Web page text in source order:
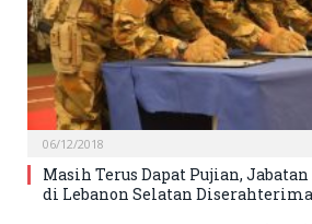
06/12/2018
Masih Terus Dapat Pujian,
di Lebanon Selatan